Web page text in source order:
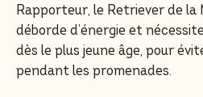
Rapporteur, le Retriever de la
déborde d’énergie et
dès le plus jeune âge, pour
pendant les promenades.